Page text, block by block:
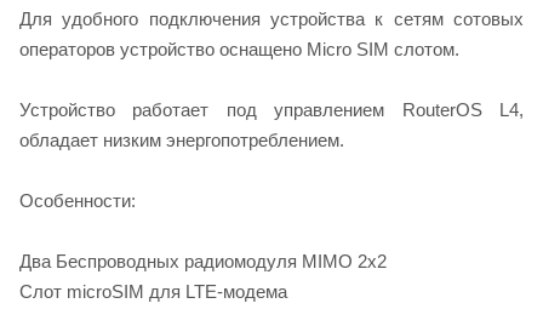
Для удобного подключения устройства к сетям сотовых
операторов устройство оснащено Micro SIM слотом.
Устройство работает под управлением RouterOS L4,
обладает низким энергопотреблением.
Особенности:
Два Беспроводных радиомодуля MIMO 2x2
Слот microSIM для LTE-модема